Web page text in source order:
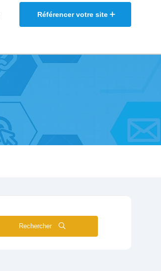
Référencer votre site
Rechercher